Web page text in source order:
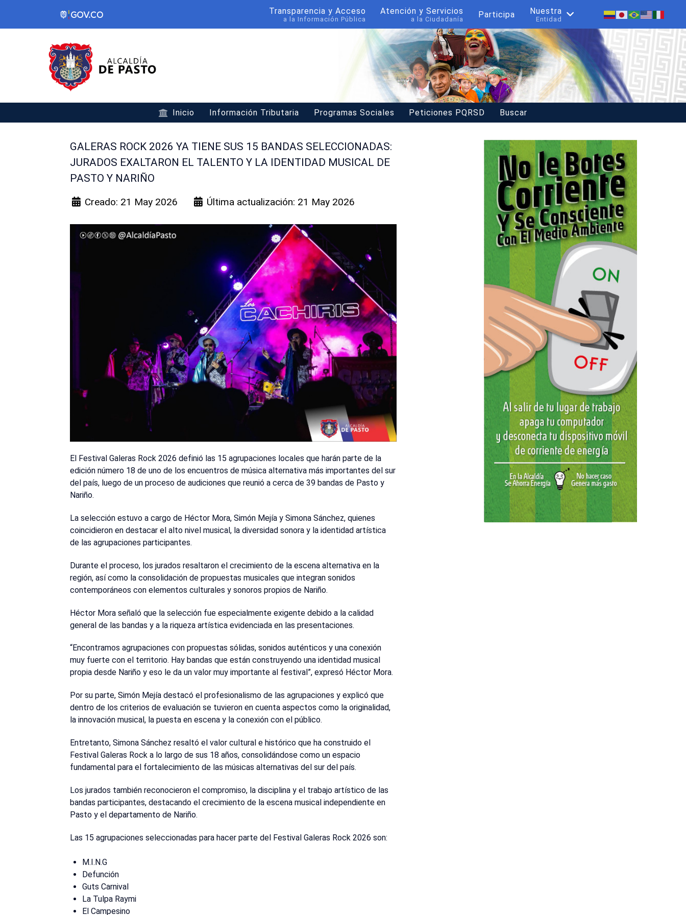
Transparencia y Acceso
a la Información Pública
Atención y Servicios
a la Ciudadanía Participa Nuestra
Entidad
Inicio Información Tributaria Programas Sociales Peticiones PQRSD Buscar
GALERAS ROCK 2026 YA TIENE SUS 15 BANDAS SELECCIONADAS:
JURADOS EXALTARON EL TALENTO Y LA IDENTIDAD MUSICAL DE
PASTO Y NARIÑO
Creado: 21 May 2026 Última actualización: 21 May 2026
El Festival Galeras Rock 2026 definió las 15 agrupaciones locales que harán parte de la
edición número 18 de uno de los encuentros de música alternativa más importantes del sur
del país, luego de un proceso de audiciones que reunió a cerca de 39 bandas de Pasto y
Nariño.
La selección estuvo a cargo de Héctor Mora, Simón Mejía y Simona Sánchez, quienes
coincidieron en destacar el alto nivel musical, la diversidad sonora y la identidad artística
de las agrupaciones participantes.
Durante el proceso, los jurados resaltaron el crecimiento de la escena alternativa en la
región, así como la consolidación de propuestas musicales que integran sonidos
contemporáneos con elementos culturales y sonoros propios de Nariño.
Héctor Mora señaló que la selección fue especialmente exigente debido a la calidad
general de las bandas y a la riqueza artística evidenciada en las presentaciones.
“Encontramos agrupaciones con propuestas sólidas, sonidos auténticos y una conexión
muy fuerte con el territorio. Hay bandas que están construyendo una identidad musical
propia desde Nariño y eso le da un valor muy importante al festival”, expresó Héctor Mora.
Por su parte, Simón Mejía destacó el profesionalismo de las agrupaciones y explicó que
dentro de los criterios de evaluación se tuvieron en cuenta aspectos como la originalidad,
la innovación musical, la puesta en escena y la conexión con el público.
Entretanto, Simona Sánchez resaltó el valor cultural e histórico que ha construido el
Festival Galeras Rock a lo largo de sus 18 años, consolidándose como un espacio
fundamental para el fortalecimiento de las músicas alternativas del sur del país.
Los jurados también reconocieron el compromiso, la disciplina y el trabajo artístico de las
bandas participantes, destacando el crecimiento de la escena musical independiente en
Pasto y el departamento de Nariño.
Las 15 agrupaciones seleccionadas para hacer parte del Festival Galeras Rock 2026 son:
M.I.N.G
Defunción
Guts Carnival
La Tulpa Raymi
El Campesino